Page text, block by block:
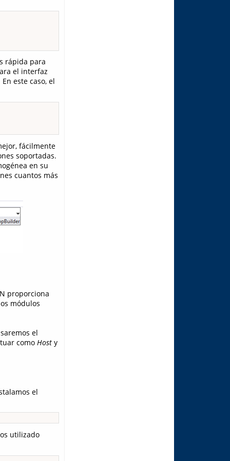
rápida para
el interfaz
este caso, el
fácilmente
soportadas.
en su
cuantos más
proporciona
módulos
el
como Hosty
el
utilizado